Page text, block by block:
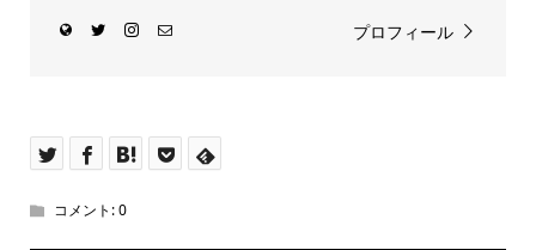
プロフィール
コメント:0